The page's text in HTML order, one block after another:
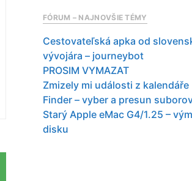
FÓRUM – NAJNOVŠIE TÉMY
Cestovateľská apka od
vývojára – journeybot
PROSIM VYMAZAT
Zmizely mi události z kalendáře
Finder – vyber a presun
Starý Apple eMac G4/1.25 –
disku